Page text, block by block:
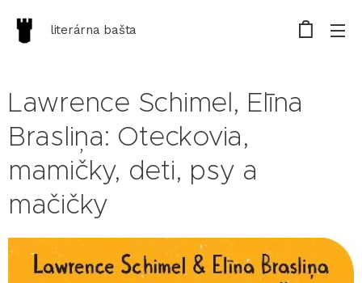
literárna bašta
Lawrence Schimel, Elīna
Brasliņa: Oteckovia,
mamičky, deti, psy a
mačičky